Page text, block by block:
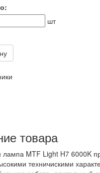
шт
товара
лампа MTF Light H7 6000K
техничискими